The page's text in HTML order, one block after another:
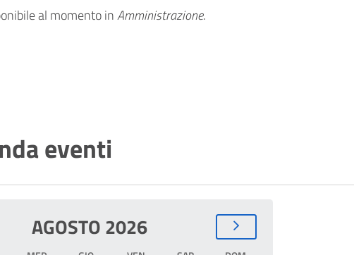
al momentoinAmministrazione.
eventi
AGOSTO 2026